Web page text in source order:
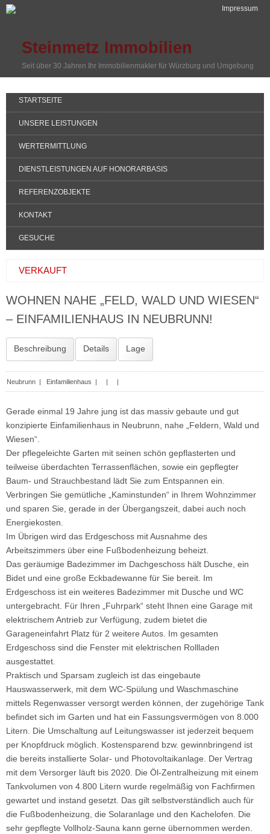
Impressum
Steinmetz Immobilien
Seit über 30 Jahren Ihr Immobilienmakler für Würzburg und Umgebung
STARTSEITE
UNSERE LEISTUNGEN
WERTERMITTLUNG
DIENSTLEISTUNGEN AUF HONORARBASIS
REFERENZOBJEKTE
KONTAKT
GESUCHE
VERKAUFT
WOHNEN NAHE „FELD, WALD UND WIESEN“
– EINFAMILIENHAUS IN NEUBRUNN!
Beschreibung Details Lage
Neubrunn | Einfamilienhaus | | |
Gerade einmal 19 Jahre jung ist das massiv gebaute und gut
konzipierte Einfamilienhaus in Neubrunn, nahe „Feldern, Wald und
Wiesen“.
Der pflegeleichte Garten mit seinen schön gepflasterten und
teilweise überdachten Terrassenflächen, sowie ein gepflegter
Baum- und Strauchbestand lädt Sie zum Entspannen ein.
Verbringen Sie gemütliche „Kaminstunden“ in Ihrem Wohnzimmer
und sparen Sie, gerade in der Übergangszeit, dabei auch noch
Energiekosten.
Im Übrigen wird das Erdgeschoss mit Ausnahme des
Arbeitszimmers über eine Fußbodenheizung beheizt.
Das geräumige Badezimmer im Dachgeschoss hält Dusche, ein
Bidet und eine große Eckbadewanne für Sie bereit. Im
Erdgeschoss ist ein weiteres Badezimmer mit Dusche und WC
untergebracht. Für Ihren „Fuhrpark“ steht Ihnen eine Garage mit
elektrischem Antrieb zur Verfügung, zudem bietet die
Garageneinfahrt Platz für 2 weitere Autos. Im gesamten
Erdgeschoss sind die Fenster mit elektrischen Rollladen
ausgestattet.
Praktisch und Sparsam zugleich ist das eingebaute
Hauswasserwerk, mit dem WC-Spülung und Waschmaschine
mittels Regenwasser versorgt werden können, der zugehörige Tank
befindet sich im Garten und hat ein Fassungsvermögen von 8.000
Litern. Die Umschaltung auf Leitungswasser ist jederzeit bequem
per Knopfdruck möglich. Kostensparend bzw. gewinnbringend ist
die bereits installierte Solar- und Photovoltaikanlage. Der Vertrag
mit dem Versorger läuft bis 2020. Die Öl-Zentralheizung mit einem
Tankvolumen von 4.800 Litern wurde regelmäßig von Fachfirmen
gewartet und instand gesetzt. Das gilt selbstverständlich auch für
die Fußbodenheizung, die Solaranlage und den Kachelofen. Die
sehr gepflegte Vollholz-Sauna kann gerne übernommen werden.